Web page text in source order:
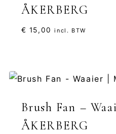
ÅKERBERG
€ 15,00 incl. BTW
Brush Fan –
ÅKERBERG